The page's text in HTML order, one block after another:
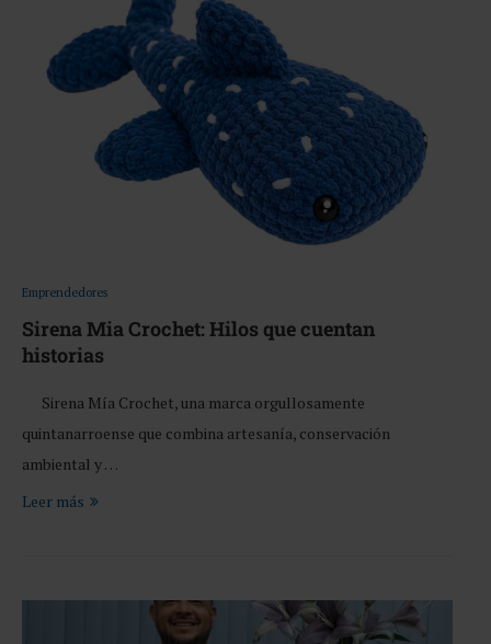
Emprendedores
Sirena Mia Crochet: Hilos que cuentan
historias
Sirena Mía Crochet, una marca orgullosamente
quintanarroense que combina artesanía, conservación
ambiental y …
Leer más